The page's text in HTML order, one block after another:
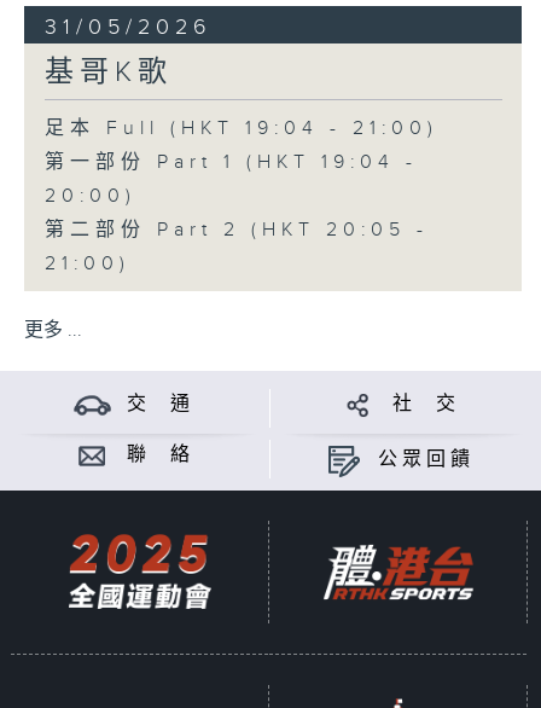
31/05/2026
基哥K歌
足本 Full (HKT 19:04 - 21:00)
第一部份 Part 1 (HKT 19:04 -
20:00)
第二部份 Part 2 (HKT 20:05 -
21:00)
更多 ...
交 通 社 交
聯 絡 公眾回饋